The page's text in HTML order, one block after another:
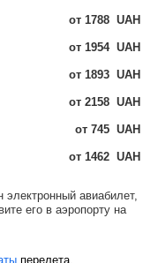
от 1788 UAH
от 1954 UAH
от 1893 UAH
от 2158 UAH
от 745 UAH
от 1462 UAH
авиабилет,
его в аэропорту на
перелета.